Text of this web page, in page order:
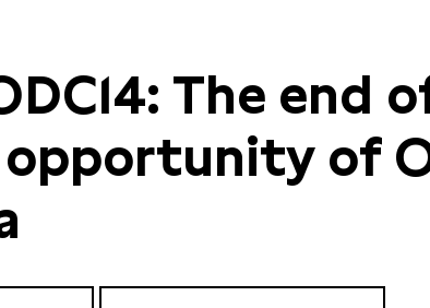
The end
opportunity of